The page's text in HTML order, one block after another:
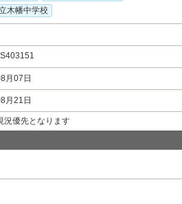
木幡中学校
月07日
月21日
況優先となります